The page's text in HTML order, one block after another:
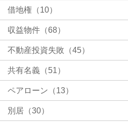
借地権（10）
収益物件（68）
不動産投資失敗（45）
共有名義（51）
ペアローン（13）
別居（30）